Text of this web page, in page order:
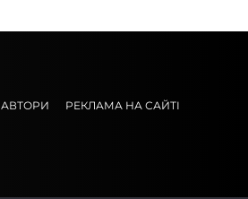
АВТОРИ РЕКЛАМА НА САЙТІ